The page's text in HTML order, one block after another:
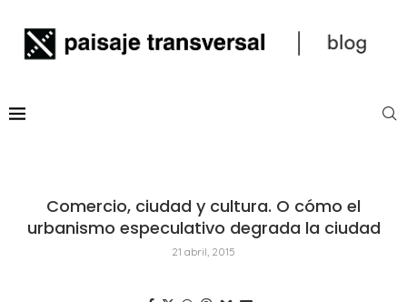
Comercio, ciudad y cultura. O cómo el
urbanismo especulativo degrada la ciudad
21 abril, 2015